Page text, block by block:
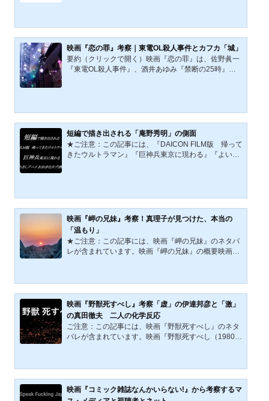
ん長い日』の概要、あらすじ、そして作中で描かれた
「宮城事件」とはなんだったのか？などをご紹介しな
がら岡本喜八監督の「想い」などを考察していきたい
と思います。1967年版『日本のいちばん長い日』の概
要東宝で配給された『日本のいちばん長い日』は、19
映画『恋の罪』考察｜東電OL殺人事件とカフカ「城」
要約（クリックで開く）映画『恋の罪』は、佐野眞一
『東電OL殺人事件』、酒井あゆみ『禁断の25時』か
本稿では、東電OL殺人事件との連続性を踏まえつつ、
この「城」という語を手がかりに映画『恋の罪』を考
察する。映画『恋の罪』は、ノンフィクション作家・
短編で描き出される「庵野秀明」の側面
★ご注意：この記事には、『DAICON FILM版 帰って
きたウルトラマン』『巨神兵東京に現わる』『よい子
イダー』と話題に事欠かない日本を代表する映画監督
です。Amazonプライムビデオに、『シン・ウルトラ
マン』が配信されたことで「幻の作品」と言われた
『DAICON FILM版 帰ってき...
映画『岬の兄妹』考察！真理子が見つけた、本当の
「温もり」
★ご注意：この記事には、映画『岬の兄妹』のネタバ
レが含まれています。映画『岬の兄妹』の概要映画
内コンペティション長編部門で、優秀作品賞、観客賞
をW受賞しました。メガホンを取ったのは、今年（20
22年）、新作『さがす』を発表した片山慎三監督で
す。 片山監督は助監督時代に様々な監督に従事し、
『パラサイト 半地下の家族』（2019.）でアカデミー
作品賞を受賞したポン・ジュノ、『苦役列車』（201
映画『野獣死すべし』考察「虚」の伊達邦彦と「激」
の真田徹夫 二人の化学反応
ご注意：この記事には、映画『野獣死すべし』のネタ
バレが含まれています。映画『野獣死すべし（1980年
品でした。原作は大藪春彦さんの同名小説で主人公の
大学生、伊達邦彦がバイオレンスと犯罪に魅入られる
ハードボイルド作品でしたが、本作では元戦場カメラ
マンとなったフリーランスの男、伊達に松田優作さん
映画『コミック雑誌なんかいらない!』から考察するマ